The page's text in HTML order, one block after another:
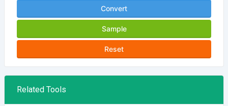
Convert
Sample
Reset
Related Tools